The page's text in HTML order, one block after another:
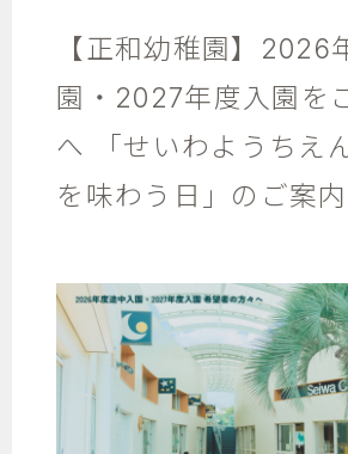
【正和幼稚園】2026
園・2027年度入園を
へ 「せいわようちえ
を味わう日」のご案内